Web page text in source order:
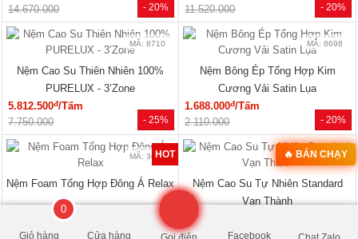
- 20%
14.670.000
- 20%
11.520.000
- 25%
MÃ: 8710
Nệm Cao Su Thiên Nhiên 100%
PURELUX - 3’Zone
5.812.500đ/Tấm
7.750.000
- 20%
MÃ: 8698
Nệm Bông Ép Tổng Hợp Kim
Cương Vải Satin Lụa
1.688.000đ/Tấm
2.110.000
- 20%
HOT
MÃ: 3074
Nệm Foam Tổng Hợp Đông Á Relax
đ/Tấm
1.830.000
- 20%
🔥 BÁN CHẠY
MÃ: 3222
Nệm Cao Su Tự Nhiên Standard
Vạn Thành
5.368.000
6.710.000
0
Giỏ hàng Cửa hàng Facebook